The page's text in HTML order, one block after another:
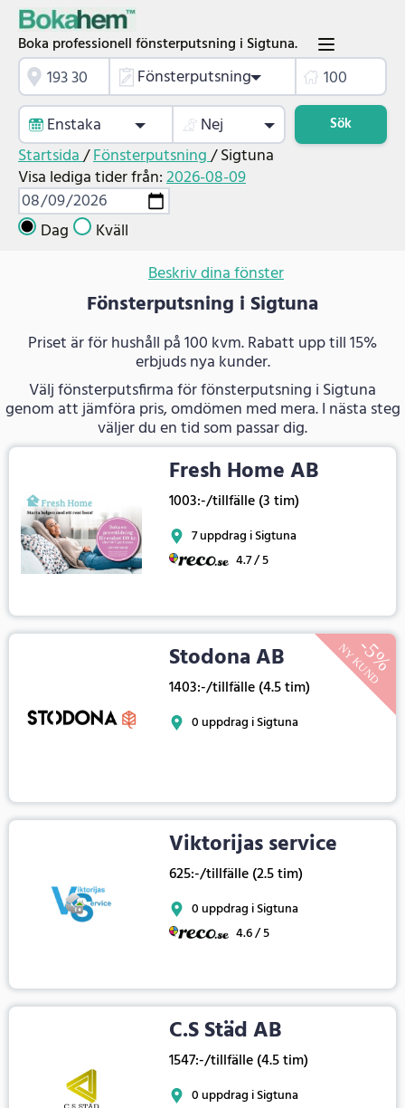
Boka professionell fönsterputsning i Sigtuna.
Fönsterputsning
Enstaka
Nej Sök
Startsida/Fönsterputsning/Sigtuna
Visa lediga tider från:2026-08-09
Dag
Kväll
Beskriv dina fönster
Fönsterputsning i Sigtuna
Priset är för hushåll på 100 kvm. Rabatt upp till 15%
erbjuds nya kunder.
Välj fönsterputsfirma för fönsterputsning i Sigtuna
genom att jämföra pris, omdömen med mera. I nästa steg
väljer du en tid som passar dig.
Fresh Home AB
1003:-/tillfälle (3 tim)
7 uppdrag i Sigtuna
4.7 / 5
Stodona AB
1403:-/tillfälle (4.5 tim)
0 uppdrag i Sigtuna
Viktorijas service
625:-/tillfälle (2.5 tim)
0 uppdrag i Sigtuna
4.6 / 5
C.S Städ AB
1547:-/tillfälle (4.5 tim)
0 uppdrag i Sigtuna